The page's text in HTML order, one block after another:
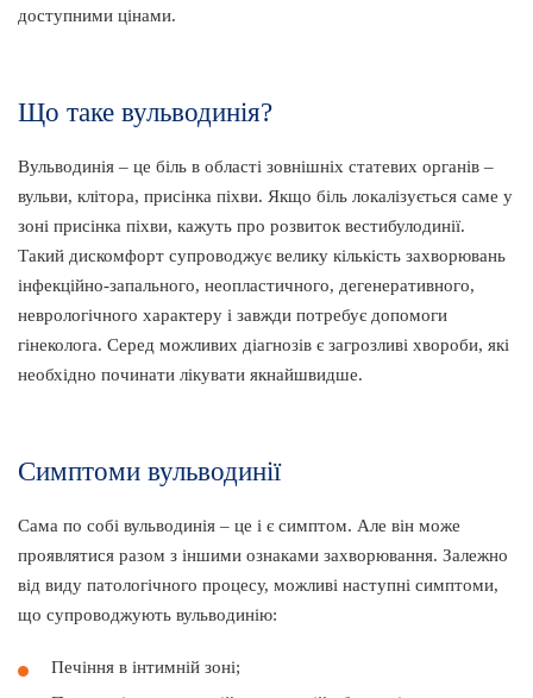
доступними цінами.
Що таке вульводинія?
Вульводинія – це біль в області зовнішніх статевих органів –
вульви, клітора, присінка піхви. Якщо біль локалізується саме у
зоні присінка піхви, кажуть про розвиток вестибулодинії.
Такий дискомфорт супроводжує велику кількість захворювань
інфекційно-запального, неопластичного, дегенеративного,
неврологічного характеру і завжди потребує допомоги
гінеколога. Серед можливих діагнозів є загрозливі хвороби, які
необхідно починати лікувати якнайшвидше.
Симптоми вульводинії
Сама по собі вульводинія – це і є симптом. Але він може
проявлятися разом з іншими ознаками захворювання. Залежно
від виду патологічного процесу, можливі наступні симптоми,
що супроводжують вульводинію:
Печіння в інтимній зоні;